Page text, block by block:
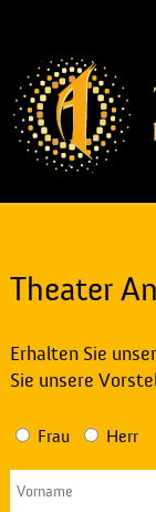
Theater
Erhalten Sie
Sie unsere
Frau Herr